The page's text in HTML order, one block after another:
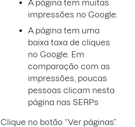
A página tem muitas
impressões no Google.
A página tem uma
baixa taxa de cliques
no Google. Em
comparação com as
impressões, poucas
pessoas clicam nesta
página nas SERPs
Clique no botão “Ver páginas”.